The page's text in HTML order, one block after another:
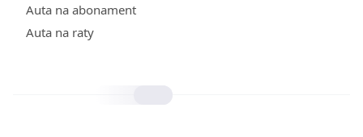
Auta na abonament
Auta na raty